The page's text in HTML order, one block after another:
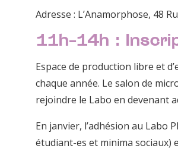
Adresse : L’Anamorphose, 48
11h-14h :
Espace de production libre et
chaque année. Le salon de
rejoindre le Labo en devenant
En janvier, l’adhésion au Labo
étudiant-es et minima sociaux)